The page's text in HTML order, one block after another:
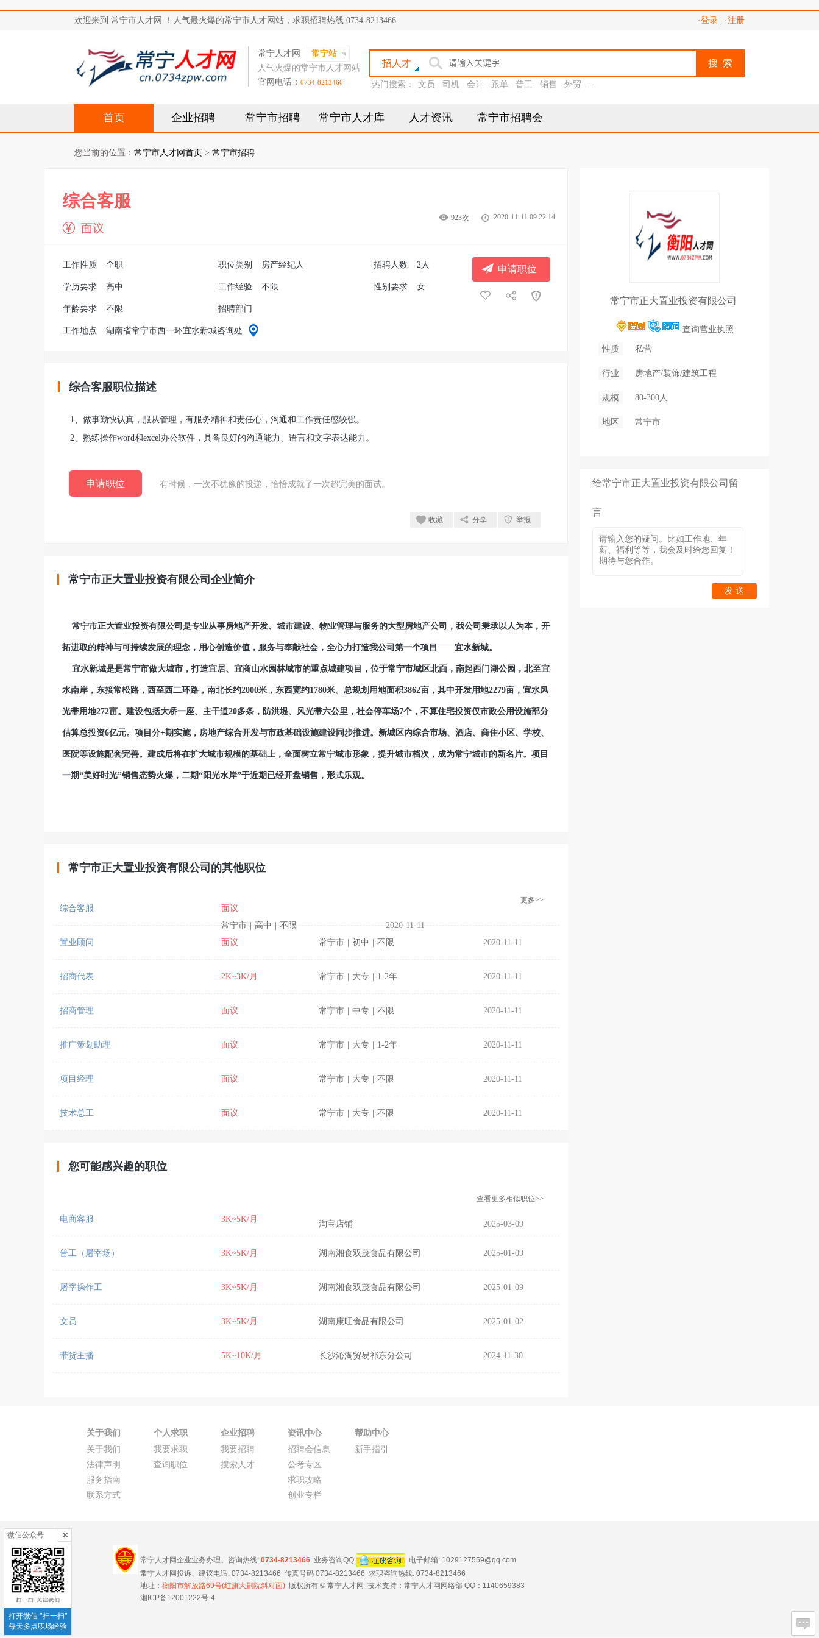
欢迎来到 常宁市人才网 ！人气最火爆的常宁市人才网站，求职招聘热线 0734-8213466 ·登录 ·注册
常宁人才网
常宁站
人气火爆的常宁市人才网站
官网电话： 0734-8213466
招人才 搜 索
热门搜索： 文员 司机 会计 跟单 普工 销售 外贸 助理
首页 企业招聘 常宁市招聘 常宁市人才库 人才资讯 常宁市招聘会
您当前的位置： 常宁市人才网首页 > 常宁市招聘
2020-11-11 09:22:14
923次
综合客服
面议
申请职位
工作性质 全职 职位类别 房产经纪人 招聘人数 2人
学历要求 高中 工作经验 不限 性别要求 女
年龄要求 不限 招聘部门
工作地点 湖南省常宁市西一环宜水新城咨询处
综合客服职位描述
1、做事勤快认真，服从管理，有服务精神和责任心，沟通和工作责任感较强。
2、熟练操作word和excel办公软件，具备良好的沟通能力、语言和文字表达能力。
申请职位 有时候，一次不犹豫的投递，恰恰成就了一次超完美的面试。
收藏 分享 举报
常宁市正大置业投资有限公司企业简介
常宁市正大置业投资有限公司是专业从事房地产开发、城市建设、物业管理与服务的大型房地产公司，我公司秉承以人为本，开
拓进取的精神与可持续发展的理念，用心创造价值，服务与奉献社会，全心力打造我公司第一个项目——宜水新城。
宜水新城是是常宁市做大城市，打造宜居、宜商山水园林城市的重点城建项目，位于常宁市城区北面，南起西门湖公园，北至宜
水南岸，东接常松路，西至西二环路，南北长约2000米，东西宽约1780米。总规划用地面积3862亩，其中开发用地2279亩，宜水风
光带用地272亩。建设包括大桥一座、主干道20多条，防洪堤、风光带六公里，社会停车场7个，不算住宅投资仅市政公用设施部分
估算总投资6亿元。项目分+期实施，房地产综合开发与市政基础设施建设同步推进。新城区内综合市场、酒店、商住小区、学校、
医院等设施配套完善。建成后将在扩大城市规模的基础上，全面树立常宁城市形象，提升城市档次，成为常宁城市的新名片。项目
一期“美好时光”销售态势火爆，二期“阳光水岸”于近期已经开盘销售，形式乐观。
常宁市正大置业投资有限公司的其他职位
更多>>
综合客服
面议
常宁市
高中 不限
2020-11-11
置业顾问
面议 常宁市 初中 不限 2020-11-11
招商代表 2K~3K/月 常宁市 大专 1-2年 2020-11-11
招商管理 面议 常宁市 中专 不限 2020-11-11
推广策划助理 面议 常宁市 大专 1-2年 2020-11-11
项目经理 面议 常宁市 大专 不限 2020-11-11
技术总工 面议 常宁市 大专 不限 2020-11-11
您可能感兴趣的职位
查看更多相似职位>>
电商客服 3K~5K/月
淘宝店铺 2025-03-09
普工（屠宰场） 3K~5K/月 湖南湘食双茂食品有限公司 2025-01-09
屠宰操作工 3K~5K/月 湖南湘食双茂食品有限公司 2025-01-09
文员 3K~5K/月 湖南康旺食品有限公司 2025-01-02
带货主播 5K~10K/月 长沙沁淘贸易祁东分公司 2024-11-30
常宁市正大置业投资有限公司
查询营业执照
性质 私营
行业 房地产/装饰/建筑工程
规模 80-300人
地区 常宁市
给常宁市正大置业投资有限公司留
言
发 送
关于我们
关于我们
法律声明
服务指南
联系方式
个人求职
我要求职
查询职位
企业招聘
我要招聘
搜索人才
资讯中心
招聘会信息
公考专区
求职攻略
创业专栏
帮助中心
新手指引
常宁人才网企业业务办理、咨询热线: 0734-8213466 业务咨询QQ 电子邮箱: 1029127559@qq.com
常宁人才网投诉、建议电话: 0734-8213466 传真号码 0734-8213466 求职咨询热线: 0734-8213466
地址： 衡阳市解放路69号(红旗大剧院斜对面) 版权所有 © 常宁人才网 技术支持：常宁人才网网络部 QQ：1140659383
湘ICP备12001222号-4
微信公众号
打开微信 "扫一扫"
每天多点职场经验